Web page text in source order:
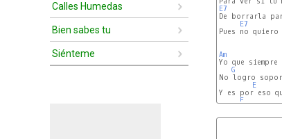
Calles Humedas
Bien sabes tu
Siénteme
E7
De borrarla
E7
Pues no quiero
Am
Yo que
G
No logro
E
Y es por eso
E